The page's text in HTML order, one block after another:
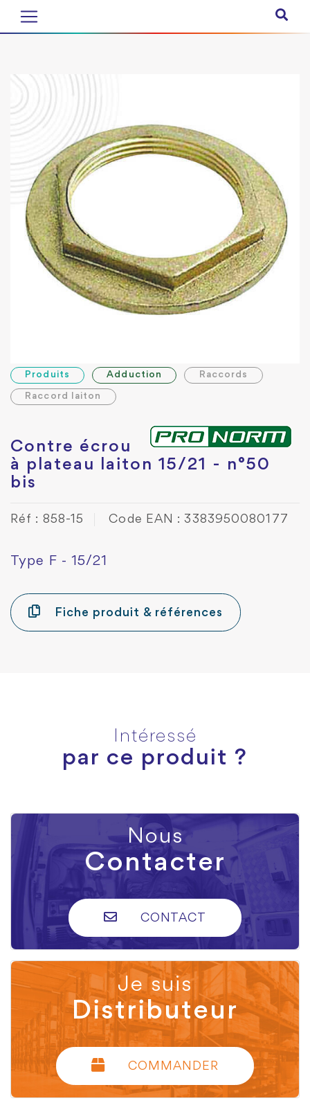
Produits Adduction Raccords
Raccord laiton
Contre écrou
à plateau laiton 15/21 - n°50
bis
Réf : 858-15 Code EAN : 3383950080177
Type F - 15/21
Fiche produit & références
Intéressé
par ce produit ?
Nous
Contacter
CONTACT
Je suis
Distributeur
COMMANDER